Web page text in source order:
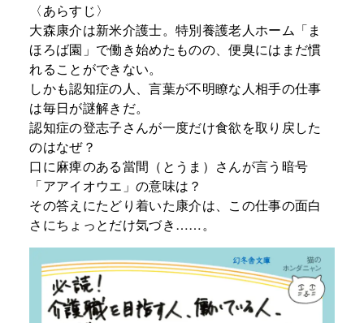
〈あらすじ〉
大森康介は新米介護士。特別養護老人ホーム「ま
ほろば園」で働き始めたものの、便臭にはまだ慣
れることができない。
しかも認知症の人、言葉が不明瞭な人相手の仕事
は毎日が謎解きだ。
認知症の登志子さんが一度だけ食欲を取り戻した
のはなぜ？
口に麻痺のある當間（とうま）さんが言う暗号
「アアイオウエ」の意味は？
その答えにたどり着いた康介は、この仕事の面白
さにちょっとだけ気づき……。